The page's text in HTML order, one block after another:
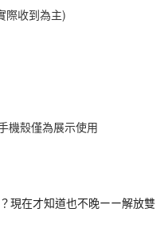
際收到為主)
機殼僅為展示使用